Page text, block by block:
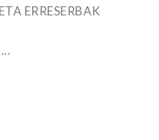
ERRESERBAK